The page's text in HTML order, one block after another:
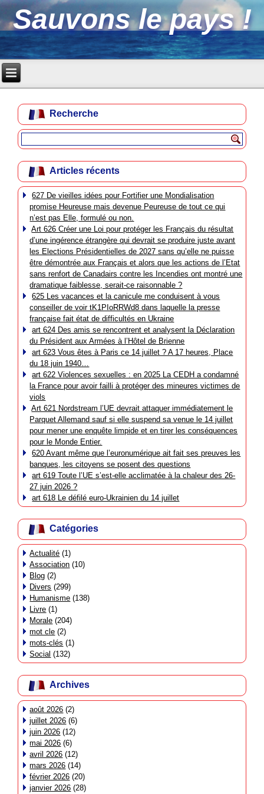
Sauvons le pays !
Recherche
Articles récents
627 De vieilles idées pour Fortifier une Mondialisation
promise Heureuse mais devenue Peureuse de tout ce qui
n’est pas Elle, formulé ou non.
Art 626 Créer une Loi pour protéger les Français du résultat
d’une ingérence étrangère qui devrait se produire juste avant
les Elections Présidentielles de 2027 sans qu’elle ne puisse
être démontrée aux Français et alors que les actions de l’Etat
sans renfort de Canadairs contre les Incendies ont montré une
dramatique faiblesse, serait-ce raisonnable ?
625 Les vacances et la canicule me conduisent à vous
conseiller de voir tK1PIoRRWd8 dans laquelle la presse
française fait état de difficultés en Ukraine
art 624 Des amis se rencontrent et analysent la Déclaration
du Président aux Armées à l’Hôtel de Brienne
art 623 Vous êtes à Paris ce 14 juillet ? A 17 heures, Place
du 18 juin 1940…
art 622 Violences sexuelles : en 2025 La CEDH a condamné
la France pour avoir failli à protéger des mineures victimes de
viols
Art 621 Nordstream l’UE devrait attaquer immédiatement le
Parquet Allemand sauf si elle suspend sa venue le 14 juillet
pour mener une enquête limpide et en tirer les conséquences
pour le Monde Entier.
620 Avant même que l’euronumérique ait fait ses preuves les
banques, les citoyens se posent des questions
art 619 Toute l’UE s’est-elle acclimatée à la chaleur des 26-
27 juin 2026 ?
art 618 Le défilé euro-Ukrainien du 14 juillet
Catégories
Actualité (1)
Association (10)
Blog (2)
Divers (299)
Humanisme (138)
Livre (1)
Morale (204)
mot cle (2)
mots-clés (1)
Social (132)
Archives
août 2026 (2)
juillet 2026 (6)
juin 2026 (12)
mai 2026 (6)
avril 2026 (12)
mars 2026 (14)
février 2026 (20)
janvier 2026 (28)